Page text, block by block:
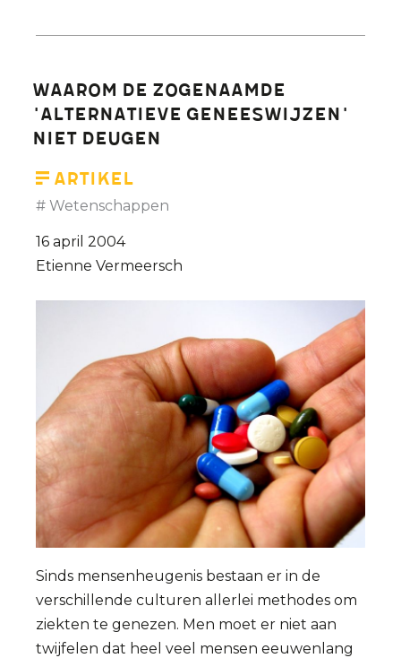
godsdienst
Waarom de zogenaamde
'alternatieve geneeswijzen'
niet deugen
Artikel
Wetenschappen
16 april 2004
Etienne Vermeersch
Sinds mensenheugenis bestaan er in de
verschillende culturen allerlei methodes om
ziekten te genezen. Men moet er niet aan
twijfelen dat heel veel mensen eeuwenlang